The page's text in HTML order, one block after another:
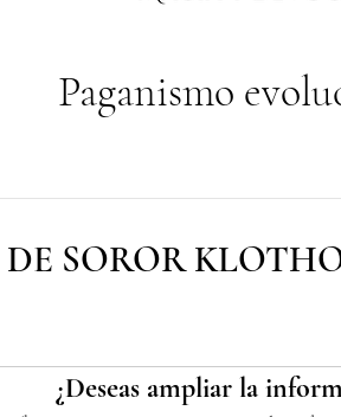
Paganismo
SOROR KLOTHO
¿Deseas ampliar la